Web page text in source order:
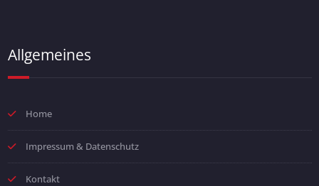
Allgemeines
Home
Impressum & Datenschutz
Kontakt